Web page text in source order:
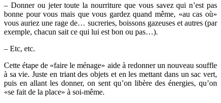
– Donner ou jeter toute la nourriture que vous savez qui n’est pas
bonne pour vous mais que vous gardez quand même, «au cas où»
vous auriez une rage de… sucreries, boissons gazeuses et autres (par
exemple, chacun sait ce qui lui est bon ou pas…).
– Etc, etc.
Cette étape de «faire le ménage» aide à redonner un nouveau souffle
à sa vie. Juste en triant des objets et en les mettant dans un sac vert,
puis en allant les donner, on sent qu’on libère des énergies, qu’on
«se fait de la place» à soi-même.